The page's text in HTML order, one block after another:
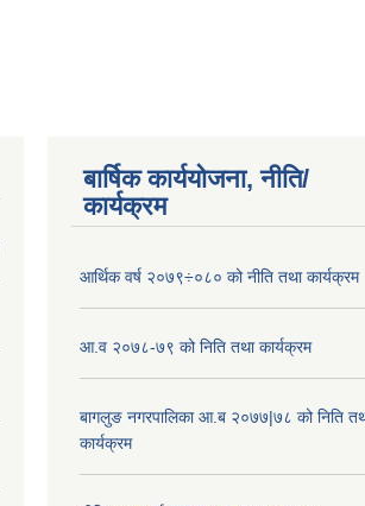
बार्षिक कार्ययोजना, नीति/
कार्यक्रम
आर्थिक वर्ष २०७९÷०८० को नीति तथा कार्यक्रम
आ.व २०७८-७९ को निति तथा कार्यक्रम
बागलुङ नगरपालिका आ.ब २०७७|७८ को निति
कार्यक्रम